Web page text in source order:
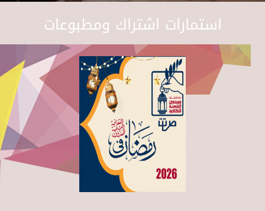
استمارات اشتراك ومطبوعات